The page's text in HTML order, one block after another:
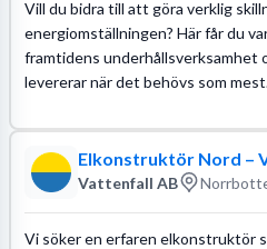
Vill du bidra till att göra verklig
energiomställningen? Här får du
framtidens underhållsverksamhet
levererar när det behövs som
Elkonstruktör Nord –
Vattenfall AB
Vi söker en erfaren elkonstruktör